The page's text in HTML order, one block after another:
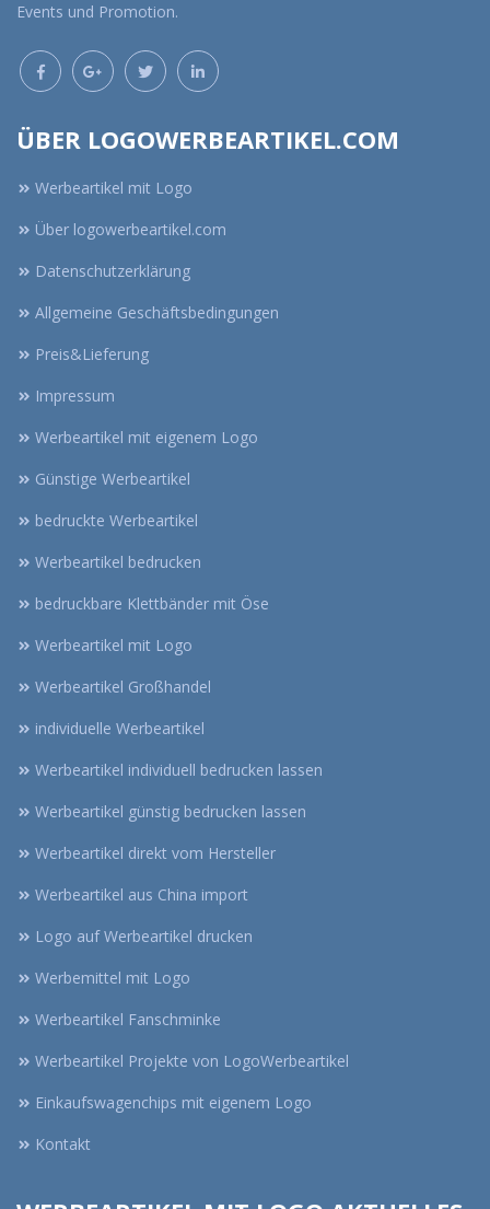
Events und Promotion.
ÜBER LOGOWERBEARTIKEL.COM
Werbeartikel mit Logo
Über logowerbeartikel.com
Datenschutzerklärung
Allgemeine Geschäftsbedingungen
Preis&Lieferung
Impressum
Werbeartikel mit eigenem Logo
Günstige Werbeartikel
bedruckte Werbeartikel
Werbeartikel bedrucken
bedruckbare Klettbänder mit Öse
Werbeartikel mit Logo
Werbeartikel Großhandel
individuelle Werbeartikel
Werbeartikel individuell bedrucken lassen
Werbeartikel günstig bedrucken lassen
Werbeartikel direkt vom Hersteller
Werbeartikel aus China import
Logo auf Werbeartikel drucken
Werbemittel mit Logo
Werbeartikel Fanschminke
Werbeartikel Projekte von LogoWerbeartikel
Einkaufswagenchips mit eigenem Logo
Kontakt